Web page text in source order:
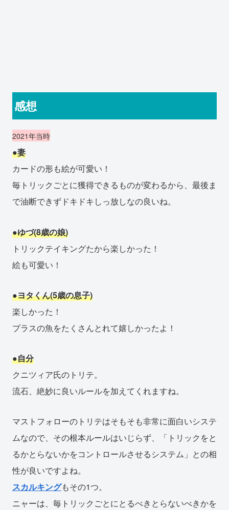
感想
2021年当時
●妻
カードの形も絵が可愛い！
毎トリックごとに獲得できるものが変わるから、最後ま
で油断できずドキドキしっ放しなの良いね。
●ゆづ(8歳の娘)
トリックテイキングたから楽しかった！
絵も可愛い！
●ヨタくん(5歳の息子)
楽しかった！
プラスの魚をたくさんとれて嬉しかったよ！
●自分
クニツィア氏のトリテ。
流石、絶妙に良いルールを加えてくれますね。
マストフォローのトリテはそもそも非常に面白いシステ
ムなので、その根本ルールはいじらず、「トリックをと
るかとらないかをコントロールさせるシステム」との相
性が良いですよね。
スカルキングもその1つ。
ニャーは、毎トリックごとにとるべきとらないべきかを